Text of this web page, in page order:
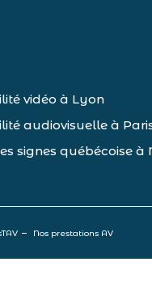
vidéo à Lyon
audiovisuelle à
signes québécoise
Nos prestations AV